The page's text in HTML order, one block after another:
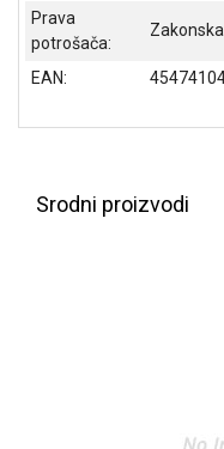
Prava
potrošača:
EAN:
Srodni proizvodi